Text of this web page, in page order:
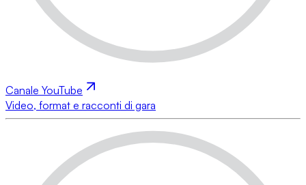
Canale YouTube
Video, format e racconti di gara